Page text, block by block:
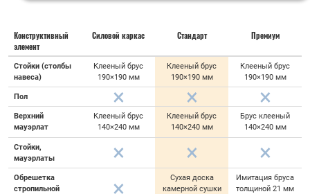
Конструктивный
элемент
Силовой каркас Стандарт Премиум
Стойки (столбы
навеса)
Клееный брус
190×190 мм
Клееный брус
190×190 мм
Клееный брус
190×190 мм
Пол
Верхний
мауэрлат
Клееный брус
140×240 мм
Клееный брус
140×240 мм
Брус клееный
140×240 мм
Стойки,
мауэрлаты
Обрешетка
стропильной
Сухая доска
камерной сушки
Имитация бруса
толщиной 21 мм